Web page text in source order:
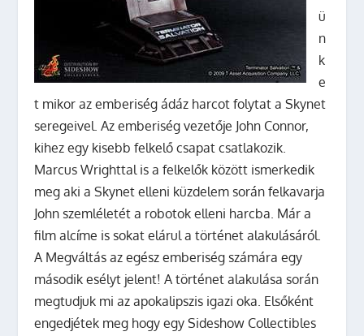
ü
n
k
e
t mikor az emberiség ádáz harcot folytat a Skynet
seregeivel. Az emberiség vezetője John Connor,
kihez egy kisebb felkelő csapat csatlakozik.
Marcus Wrighttal is a felkelők között ismerkedik
meg aki a Skynet elleni küzdelem során felkavarja
John szemléletét a robotok elleni harcba. Már a
film alcíme is sokat elárul a történet alakulásáról.
A Megváltás az egész emberiség számára egy
második esélyt jelent! A történet alakulása során
megtudjuk mi az apokalipszis igazi oka. Elsőként
engedjétek meg hogy egy Sideshow Collectibles